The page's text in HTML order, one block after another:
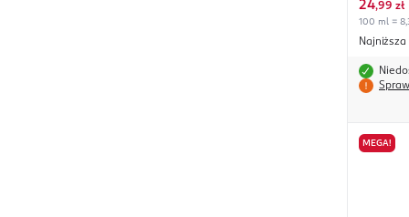
24,99 zł
100 ml =
Najniższa
MEGA!